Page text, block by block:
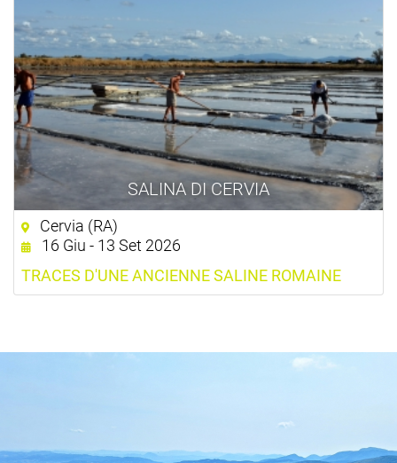
SALINA DI CERVIA
Cervia (RA)
16 Giu - 13 Set 2026
TRACES D'UNE ANCIENNE SALINE ROMAINE